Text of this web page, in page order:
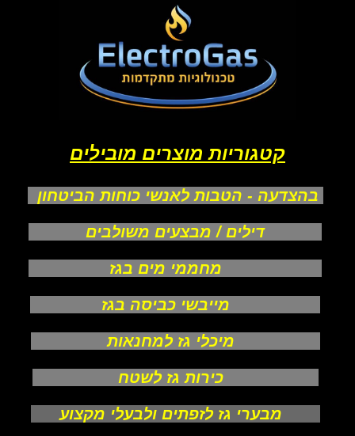
קטגוריות מוצרים מובילים
בהצדעה - הטבות לאנשי כוחות הביטחון
דילים / מבצעים משולבים
מחממי מים בגז
מייבשי כביסה בגז
מיכלי גז למחנאות
כירות גז לשטח
מבערי גז לזפתים ולבעלי מקצוע